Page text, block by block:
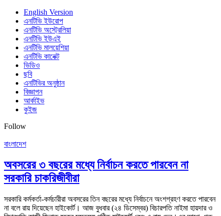
English Version
এনটিভি ইউরোপ
এনটিভি অস্ট্রেলিয়া
এনটিভি ইউএই
এনটিভি মালয়েশিয়া
এনটিভি কানেক্ট
ভিডিও
ছবি
এনটিভির অনুষ্ঠান
বিজ্ঞাপন
আর্কাইভ
কুইজ
Follow
বাংলাদেশ
অবসরের ৩ বছরের মধ্যে নির্বাচন করতে পারবেন না
সরকারি চাকরিজীবীরা
সরকারি কর্মকর্তা-কর্মচারীরা অবসরের তিন বছরের মধ্যে নির্বাচনে অংশগ্রহণ করতে পারবেন
না বলে রায় দিয়েছেন হাইকোর্ট। আজ বুধবার (২৪ ডিসেম্বর) বিচারপতি নাইমা হায়দার ও